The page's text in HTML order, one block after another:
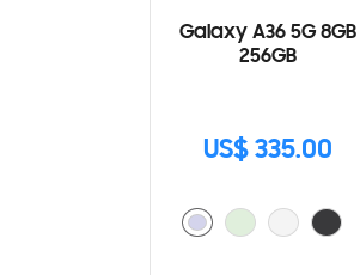
Galaxy A36 5G 8GB
256GB
US$ 335.00